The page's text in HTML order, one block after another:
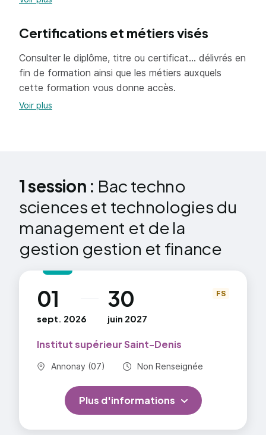
Épreuve / Unité (EU) - 1.2.3. Epreuve de spécialité
Épreuve / Unité (EU) - 2. Epreuves en contrôle
Épreuve / Unité (EU) - 2.1. Enseignements
communs
Épreuve / Unité (EU) - 2.1.1 Français
Épreuve / Unité (EU) - 2.1.5.Langue vivante A
Épreuve / Unité (EU) - 2.1.6. Langue vivante B
Épreuve / Unité (EU) - 2.1.7. Mathématiques
Épreuve / Unité (EU) - 2.1.8. EPS
Épreuve / Unité (EU) - 2.2.1. Enseignements de
spécialité
=> En savoir plus
Certifications et métiers visés
Consulter le diplôme, titre ou certificat... délivrés en
fin de formation ainsi que les métiers auxquels
cette formation vous donne accès.
Voir plus
1 session : Bac techno
sciences et technologies du
management et de la
gestion gestion et finance
01
sept. 2026
au 30
juin 2027
Institut supérieur Saint-Denis
Commune :
Annonay (07) Durée totale :
Non Renseignée
FS
Plus d'informations